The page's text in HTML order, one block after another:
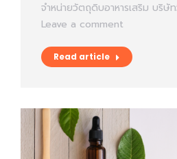
จำหน่ายวัตถุดิบอาหารเสริม บริษัท
Leave a comment
Read article